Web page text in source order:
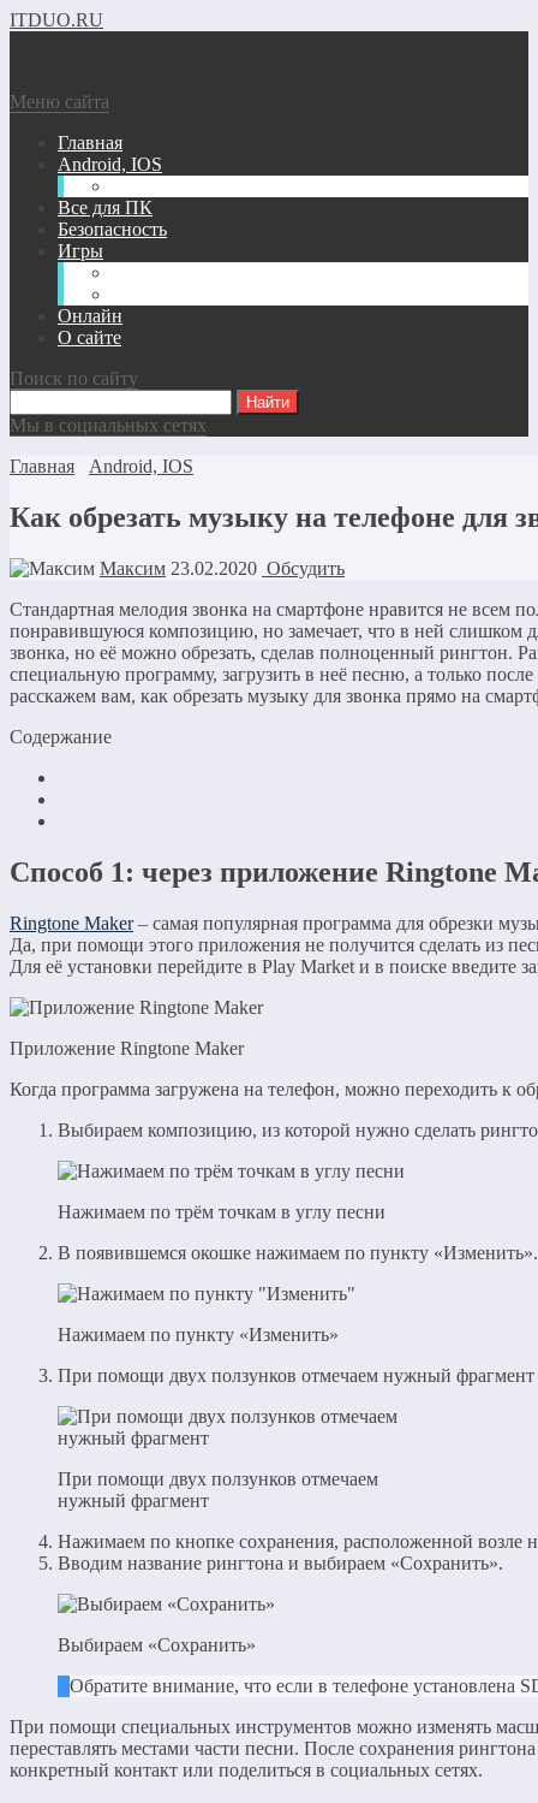
ITDUO.RU
Меню сайта
Главная
Android, IOS
Все для ПК
Безопасность
Игры
Онлайн
О сайте
Поиск по сайту
Мы в социальных сетях
Главная
Android, IOS
Как обрезать музыку на телефоне для
Максим 23.02.2020 Обсудить
Стандартная мелодия звонка на смартфоне нравится не всем
понравившуюся композицию, но замечает, что в ней слишком
звонка, но её можно обрезать, сделав полноценный рингтон.
специальную программу, загрузить в неё песню, а только
расскажем вам, как обрезать музыку для звонка прямо на
Содержание
Способ 1: через приложение Ringtone
Ringtone Maker– самая популярная программа для обрезки
Да, при помощи этого приложения не получится сделать из
Для её установки перейдите в Play Market и в поиске введите
Приложение Ringtone Maker
Когда программа загружена на телефон, можно переходить к
Выбираем композицию, из которой нужно сделать
Нажимаем по трём точкам в углу песни
В появившемся окошке нажимаем по пункту «Изменить».
Нажимаем по пункту «Изменить»
При помощи двух ползунков отмечаем нужный фрагмент
При помощи двух ползунков отмечаем
нужный фрагмент
Нажимаем по кнопке сохранения, расположенной возле
Вводим название рингтона и выбираем «Сохранить».
Выбираем «Сохранить»
Обратите внимание, что если в телефоне установлена
При помощи специальных инструментов можно изменять
переставлять местами части песни. После сохранения
конкретный контакт или поделиться в социальных сетях.